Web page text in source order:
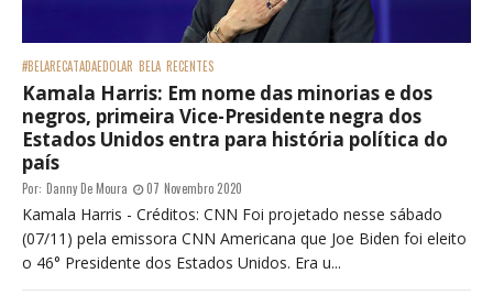
#BELARECATADAEDOLAR BELA RECENTES
Kamala Harris: Em nome das minorias e dos
negros, primeira Vice-Presidente negra dos
Estados Unidos entra para história política do
país
Por: Danny De Moura 07 Novembro 2020
Kamala Harris - Créditos: CNN Foi projetado nesse sábado
(07/11) pela emissora CNN Americana que Joe Biden foi eleito
o 46° Presidente dos Estados Unidos. Era u...